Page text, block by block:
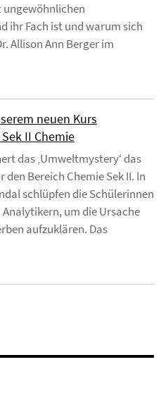
ungewöhnlichen
ihr Fach ist und warum sich
Allison Ann Berger im
neuen Kurs
II Chemie
das ‚Umweltmystery‘ das
Bereich Chemie Sek II. In
schlüpfen die Schülerinnen
um die Ursache
aufzuklären. Das